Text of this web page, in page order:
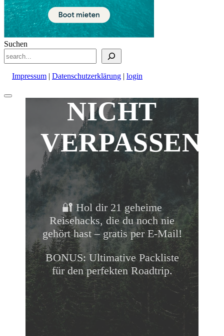
Suchen
Impressum | Datenschutzerklärung | login
Nach
NICHT
VERPASSEN!
🔐 Hol dir 21 geheime
Reisehacks, die du noch nie
gehört hast – gratis per E-Mail!
BONUS: Ultimative Packliste
für den perfekten Roadtrip.